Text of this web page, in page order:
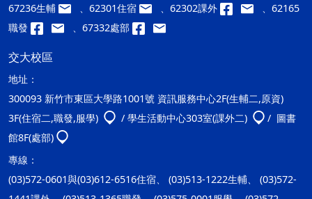
67236生輔
、62301住宿 、62302課外
、62165
職發
、67332處部
交大校區
地址：
300093 新竹市東區大學路1001號 資訊服務中心2F(生輔二,原資)
3F(住宿二,職發,服學)
/ 學生活動中心303室(課外二)
/ 圖書
館8F(處部)
專線：
(03)572-0601與(03)612-6516住宿、 (03)513-1222生輔、 (03)572-